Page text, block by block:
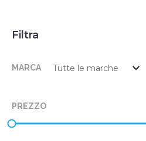
Filtra
MARCA
PREZZO